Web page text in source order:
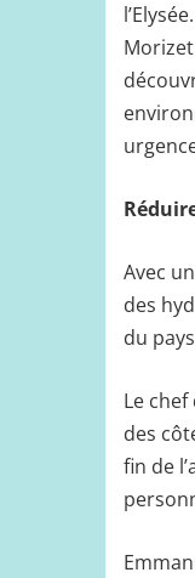
Avec
des
du
Le
des
fin de